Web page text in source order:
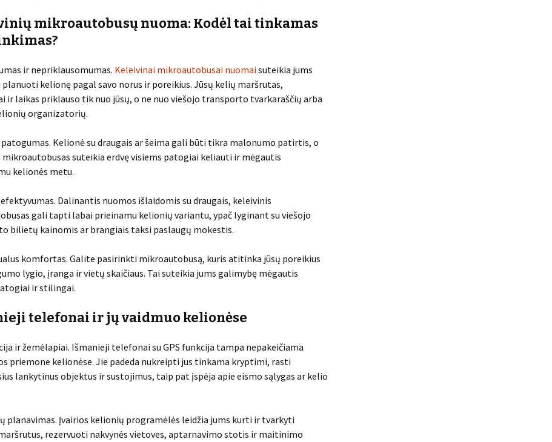
mikroautobusų nuoma: Kodėl tai tinkamas
ir nepriklausomumas. Keleivinai mikroautobusai nuomaisuteikia jums
kelionę pagal savo norus ir poreikius. Jūsų kelių maršrutas,
ir laikas priklauso tik nuo jūsų, o ne nuo viešojo transporto tvarkaraščių arba
organizatorių.
patogumas. Kelionė su draugais ar šeima gali būti tikra malonumo patirtis, o
mikroautobusas suteikia erdvę visiems patogiai keliauti ir mėgautis
kelionės metu.
Dalinantis nuomos išlaidomis su draugais, keleivinis
gali tapti labai prieinamu kelionių variantu, ypač lyginant su viešojo
bilietų kainomis ar brangiais taksi paslaugų mokestis.
komfortas. Galite pasirinkti mikroautobusą, kuris atitinka jūsų poreikius
lygio, įranga ir vietų skaičiaus. Tai suteikia jums galimybę mėgautis
ir stilingai.
telefonai ir jų vaidmuo kelionėse
ir žemėlapiai. Išmanieji telefonai su GPS funkcija tampa nepakeičiama
priemone kelionėse. Jie padeda nukreipti jus tinkama kryptimi, rasti
lankytinus objektus ir sustojimus, taip pat įspėja apie eismo sąlygas ar kelio
planavimas. Įvairios kelionių programėlės leidžia jums kurti ir tvarkyti
rezervuoti nakvynės vietoves, aptarnavimo stotis ir maitinimo